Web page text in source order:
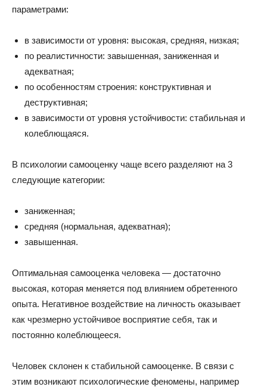
параметрами:
в зависимости от уровня: высокая, средняя, низкая;
по реалистичности: завышенная, заниженная и
адекватная;
по особенностям строения: конструктивная и
деструктивная;
в зависимости от уровня устойчивости: стабильная и
колеблющаяся.
В психологии самооценку чаще всего разделяют на 3
следующие категории:
заниженная;
средняя (нормальная, адекватная);
завышенная.
Оптимальная самооценка человека — достаточно
высокая, которая меняется под влиянием обретенного
опыта. Негативное воздействие на личность оказывает
как чрезмерно устойчивое восприятие себя, так и
постоянно колеблющееся.
Человек склонен к стабильной самооценке. В связи с
этим возникают психологические феномены, например